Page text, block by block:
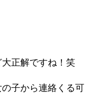
正解ですね！笑
子から連絡くる可